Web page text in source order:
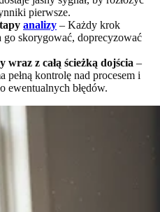
pierwsze.
analizy – Każdy krok
go skorygować, doprecyzować
z całą ścieżką dojścia –
kontrolę nad procesem i
ewentualnych błędów.